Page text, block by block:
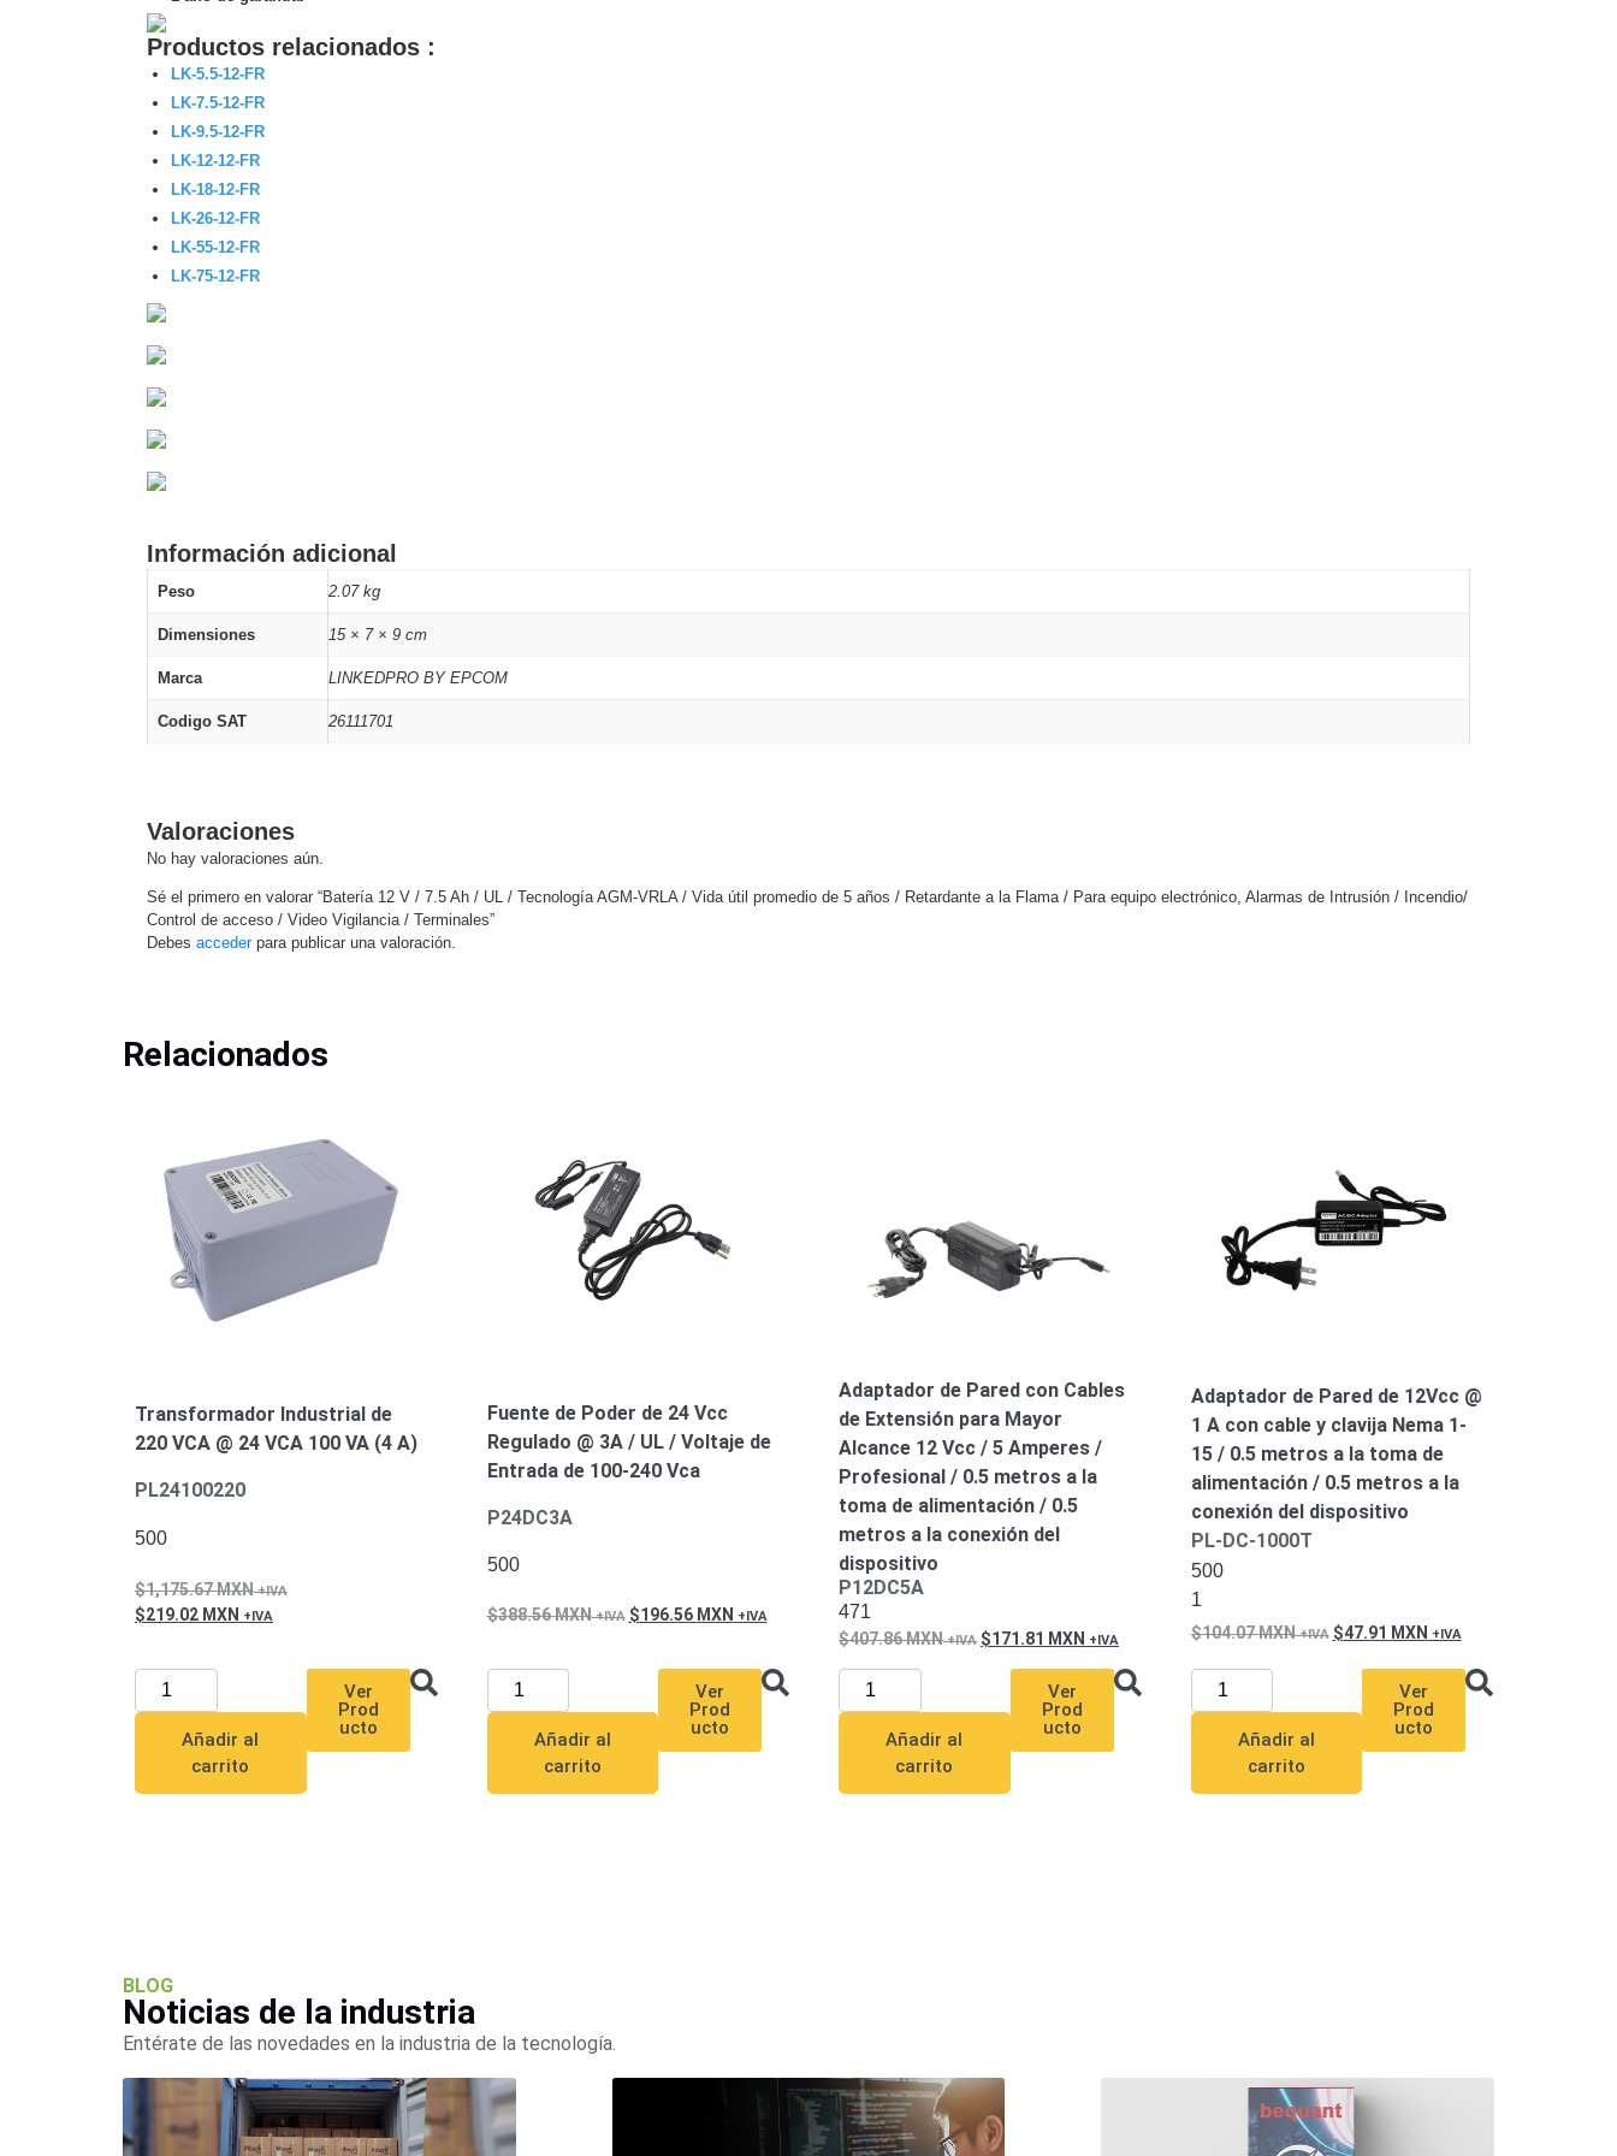
Productos relacionados :
LK-5.5-12-FR
LK-7.5-12-FR
LK-9.5-12-FR
LK-12-12-FR
LK-18-12-FR
LK-26-12-FR
LK-55-12-FR
LK-75-12-FR
Información adicional
Peso 2.07 kg
Dimensiones 15 × 7 × 9 cm
Marca LINKEDPRO BY EPCOM
Codigo SAT 26111701
Valoraciones
No hay valoraciones aún.
Sé el primero en valorar “Batería 12 V / 7.5 Ah / UL / Tecnología AGM-VRLA / Vida útil promedio de 5 años / Retardante a la Flama / Para equipo electrónico, Alarmas de Intrusión / Incendio/
Control de acceso / Video Vigilancia / Terminales”
Debes accederpara publicar una valoración.
Relacionados
Transformador Industrial de
220 VCA @ 24 VCA 100 VA (4 A)
PL24100220
500
1,175.67MXN
219.02 MXN
Añadir al
carrito
Ver
Prod
ucto
Fuente de Poder de 24 Vcc
Regulado @ 3A / UL / Voltaje de
Entrada de 100-240 Vca
P24DC3A
500
388.56MXN 196.56 MXN
Añadir al
carrito
Ver
Prod
ucto
Adaptador de Pared con Cables
de Extensión para Mayor
Alcance 12 Vcc / 5 Amperes /
Profesional / 0.5 metros a la
toma de alimentación / 0.5
metros a la conexión del
dispositivo
P12DC5A
471
407.86MXN 171.81 MXN
Añadir al
carrito
Ver
Prod
ucto
Adaptador de Pared de 12Vcc @
1 A con cable y clavija Nema 1-
15 / 0.5 metros a la toma de
alimentación / 0.5 metros a la
conexión del dispositivo
PL-DC-1000T
500
1
104.07MXN 47.91 MXN
Añadir al
carrito
Ver
Prod
ucto
BLOG
Noticias de la industria
Entérate de las novedades en la industria de la tecnología.